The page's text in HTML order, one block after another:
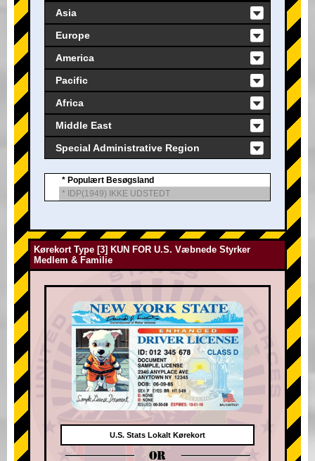
Asia
Europe
America
Pacific
Africa
Middle East
Special Administrative Region
* Populært Besøgsland
* IDP(1949) IKKE UDSTEDT
Kørekort Type [3] KUN FOR U.S. Væbnede Styrker
Medlem & Familie
U.S. Stats Lokalt Kørekort
OR